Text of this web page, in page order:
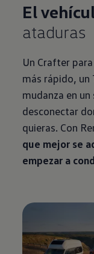
El
ataduras
Un Crafter
más rápido, un
mudanza en
desconectar
quieras. Con
que mejor se
empezar a